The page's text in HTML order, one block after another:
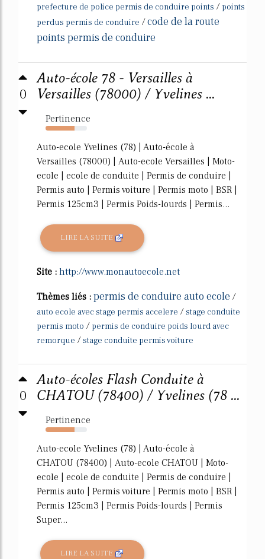
prefecture de police permis de conduire points / points
perdus permis de conduire /code de la route
points permis de conduire
0
Auto-école 78 - Versailles à
Versailles (78000) / Yvelines ...
Pertinence
70%
Auto-ecole Yvelines (78) | Auto-école à
Versailles (78000) | Auto-ecole Versailles | Moto-
ecole | ecole de conduite | Permis de conduire |
Permis auto | Permis voiture | Permis moto | BSR |
Permis 125cm3 | Permis Poids-lourds | Permis...
LIRE LA SUITE
Site : http://www.monautoecole.net
Thèmes liés : permis de conduire auto ecole /
auto ecole avec stage permis accelere /stage conduite
permis moto / permis de conduire poids lourd avec
remorque /stage conduite permis voiture
0
Auto-écoles Flash Conduite à
CHATOU (78400) / Yvelines (78 ...
Pertinence
70%
Auto-ecole Yvelines (78) | Auto-école à
CHATOU (78400) | Auto-ecole CHATOU | Moto-
ecole | ecole de conduite | Permis de conduire |
Permis auto | Permis voiture | Permis moto | BSR |
Permis 125cm3 | Permis Poids-lourds | Permis
Super...
LIRE LA SUITE